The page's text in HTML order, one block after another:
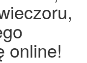
online!